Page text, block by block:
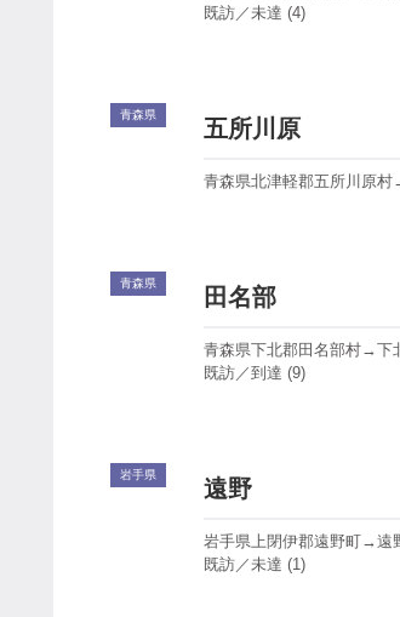
既訪／未達 (4)
青森県
五所川原
青森県北津軽郡五所川原
青森県
田名部
青森県下北郡田名部村→
既訪／到達 (9)
岩手県
遠野
岩手県上閉伊郡遠野町→遠
既訪／未達 (1)